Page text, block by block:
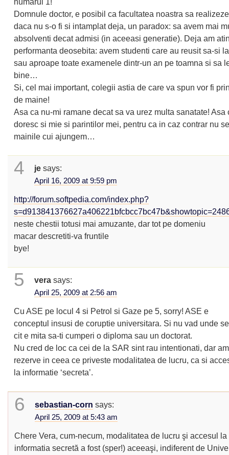
Domnule doctor, e posibil ca facultatea noastra sa
daca nu s-o fi si intamplat deja, un paradox: sa avem mai
absolventi decat admisi (in aceeasi generatie). Deja am
performanta deosebita: avem studenti care au reusit sa-si
sau aproape toate examenele dintr-un an pe toamna si sa
bine…
Si, cel mai important, colegii astia de care va spun vor fi
de maine!
Asa ca nu-mi ramane decat sa va urez multa sanatate! Asa
doresc si mie si parintilor mei, pentru ca in caz contrar nu
mainile cui ajungem…
4 je says:
April 16, 2009 at 9:59 pm
http://forum.softpedia.com/index.php?
neste chestii totusi mai amuzante, dar tot pe domeniu
macar descretiti-va fruntile
bye!
5 vera says:
April 25, 2009 at 2:56 am
Cu ASE pe locul 4 si Petrol si Gaze pe 5, sorry! ASE e
conceptul insusi de coruptie universitara. Si nu vad unde
cit e mita sa-ti cumperi o diploma sau un doctorat.
Nu cred de loc ca cei de la SAR sint rau intentionati, dar
rezerve in ceea ce priveste modalitatea de lucru, ca si
la informatie ‘secreta’.
6 sebastian-corn says:
April 25, 2009 at 5:43 am
Chere Vera, cum-necum, modalitatea de lucru şi accesul la
informatia secretă a fost (sper!) aceeaşi, indiferent de